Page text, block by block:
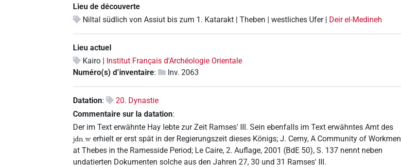
Lieu de découverte
Niltal südlich von Assiut bis zum 1. Katarakt | Theben | westliches Ufer | Deir el-Medineh
Lieu actuel
Kairo |
Institut Français d'Archéologie Orientale
Numéro(s) d’inventaire: Inv. 2063
Datation:
20. Dynastie
Commentaire sur la datation:
Der im Text erwähnte Hay lebte zur Zeit Ramses' III. Sein ebenfalls im Text erwähntes Amt des
jdn.w erhielt er erst spät in der Regierungszeit dieses Königs; J. Cerny, A Community of Workmen
at Thebes in the Ramesside Period; Le Caire, 2. Auflage, 2001 (BdE 50), S. 137 nennt neben
undatierten Dokumenten solche aus den Jahren 27, 30 und 31 Ramses' III.